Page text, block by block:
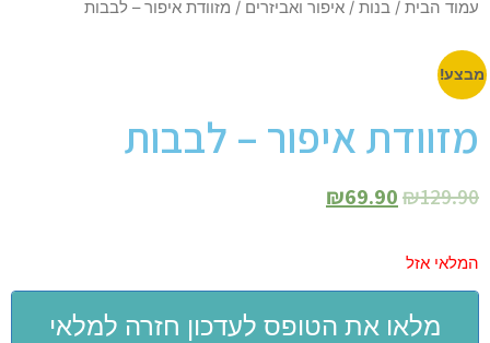
עמוד הבית / בנות / איפור ואביזרים / מזוודת איפור – לבבות
מבצע!
מזוודת איפור – לבבות
₪129.90
₪69.90
המלאי אזל
מלאו את הטופס לעדכון חזרה למלאי